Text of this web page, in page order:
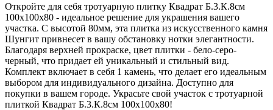
Откройте для себя тротуарную плитку Квадрат Б.3.К.8см
100х100х80 - идеальное решение для украшения вашего
участка. С высотой 80мм, эта плитка из искусственного камня
Шунгит привнесет в вашу обстановку нотки элегантности.
Благодаря верхней прокраске, цвет плитки - бело-серо-
черный, что придает ей уникальный и стильный вид.
Комплект включает в себя 1 камень, что делает его идеальным
выбором для индивидуального дизайна. Доступно для
покупки в вашем городе. Украсьте свой участок с тротуарной
плиткой Квадрат Б.3.К.8см 100х100х80!